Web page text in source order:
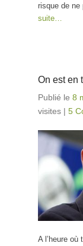
risque de ne
suite…
On est en
Publié le 8
visites | 5
A l’heure où